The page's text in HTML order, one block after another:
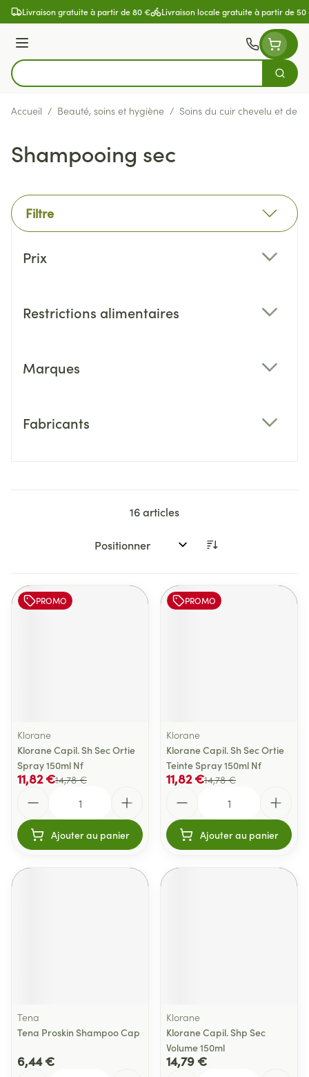
Aller au contenu
Livraison gratuite à partir de 80 € Livraison locale gratuite à partir de
Menu
Rechercher
Accueil / Beauté, soins et hygiène / Soins du cuir chevelu et des
Shampooing sec
Filtre
Prix
Restrictions alimentaires
Marques
Fabricants
16articles
Trier par:
PROMO
Klorane
Klorane Capil. Sh Sec Ortie
Spray 150ml Nf
14,78 €
11,82 €
Ajouter au panier
PROMO
Klorane
Klorane Capil. Sh Sec Ortie
Teinte Spray 150ml Nf
14,78 €
11,82 €
Ajouter au panier
Tena
Tena Proskin Shampoo Cap
6,44 €
Klorane
Klorane Capil. Shp Sec
Volume 150ml
14,79 €